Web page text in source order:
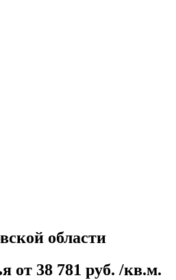
области
от 38 781 руб. /кв.м.